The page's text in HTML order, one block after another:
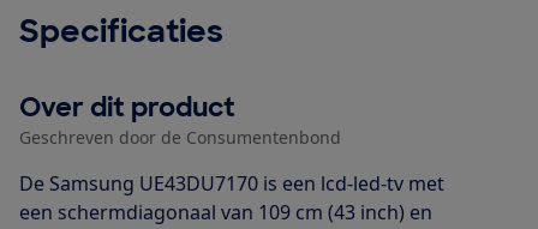
Specificaties
Over dit product
Geschreven door de Consumentenbond
De Samsung UE43DU7170 is een lcd-led-tv met
een schermdiagonaal van 109 cm (43 inch) en